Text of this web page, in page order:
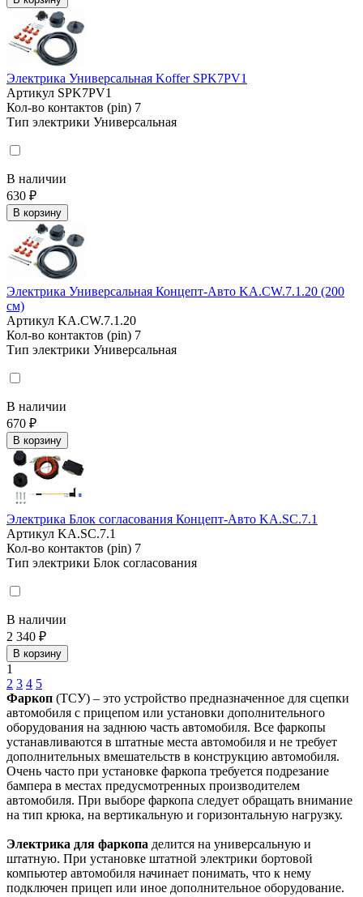
Электрика Универсальная Koffer SPK7PV1
Артикул SPK7PV1
Кол-во контактов (pin) 7
Тип электрики Универсальная
В наличии
630 ₽
В корзину
Электрика Универсальная Концепт-Авто KA.CW.7.1.20 (200
см)
Артикул KA.CW.7.1.20
Кол-во контактов (pin) 7
Тип электрики Универсальная
В наличии
670 ₽
В корзину
Электрика Блок согласования Концепт-Авто KA.SC.7.1
Артикул KA.SC.7.1
Кол-во контактов (pin) 7
Тип электрики Блок согласования
В наличии
2 340 ₽
В корзину
1
2 3 4 5
Фаркоп (ТСУ) – это устройство предназначенное для сцепки
автомобиля с прицепом или установки дополнительного
оборудования на заднюю часть автомобиля. Все фаркопы
устанавливаются в штатные места автомобиля и не требует
дополнительных вмешательств в конструкцию автомобиля.
Очень часто при установке фаркопа требуется подрезание
бампера в местах предусмотренных производителем
автомобиля. При выборе фаркопа следует обращать внимание
на тип крюка, на вертикальную и горизонтальную нагрузку.
Электрика для фаркопа делится на универсальную и
штатную. При установке штатной электрики бортовой
компьютер автомобиля начинает понимать, что к нему
подключен прицеп или иное дополнительное оборудование.